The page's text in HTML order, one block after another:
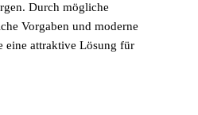
Durch mögliche
Vorgaben und moderne
eine attraktive Lösung für